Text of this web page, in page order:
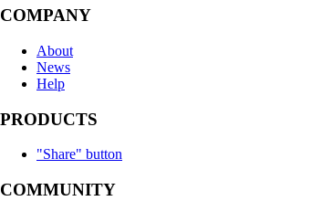
COMPANY
About
News
Help
PRODUCTS
"Share" button
COMMUNITY